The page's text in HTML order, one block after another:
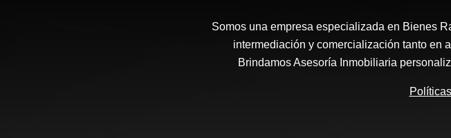
Somos una empresa especializada en Bienes
intermediación y comercialización tanto en
Brindamos Asesoría Inmobiliaria